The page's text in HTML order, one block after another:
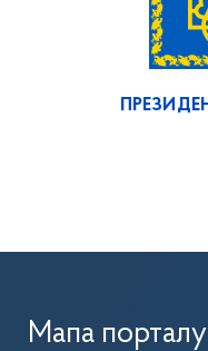
Мапа порталу